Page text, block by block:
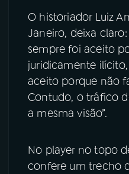
O historiador Luiz
Janeiro, deixa
sempre foi aceito
juridicamente
aceito porque não
Contudo, o tráfico
a mesma visão”.
No player no topo
confere um trecho